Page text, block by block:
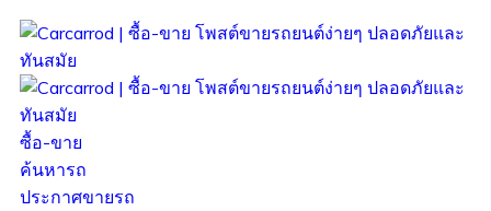
ซื้อ-ขาย
ค้นหารถ
ประกาศขายรถ